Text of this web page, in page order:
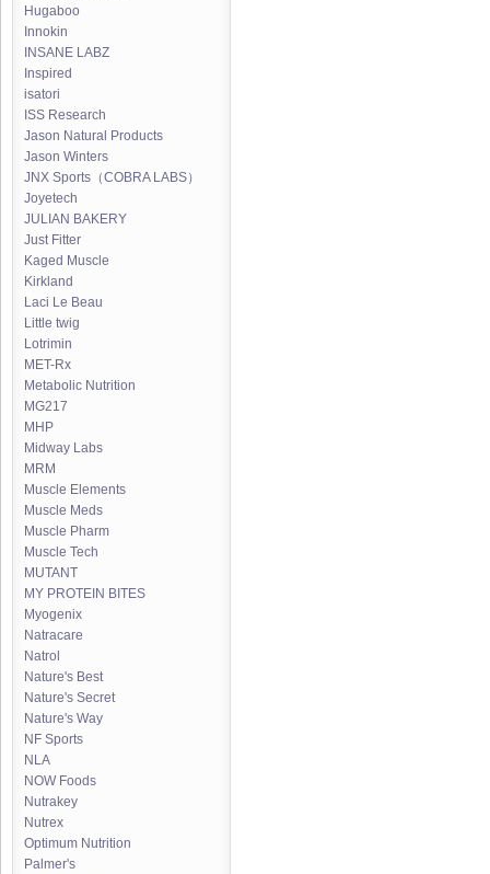
Hugaboo
Innokin
INSANE LABZ
Inspired
isatori
ISS Research
Jason Natural Products
Jason Winters
JNX Sports（COBRA LABS）
Joyetech
JULIAN BAKERY
Just Fitter
Kaged Muscle
Kirkland
Laci Le Beau
Little twig
Lotrimin
MET-Rx
Metabolic Nutrition
MG217
MHP
Midway Labs
MRM
Muscle Elements
Muscle Meds
Muscle Pharm
Muscle Tech
MUTANT
MY PROTEIN BITES
Myogenix
Natracare
Natrol
Nature's Best
Nature's Secret
Nature's Way
NF Sports
NLA
NOW Foods
Nutrakey
Nutrex
Optimum Nutrition
Palmer's